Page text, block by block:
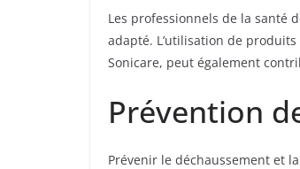
Les professionnels de la santé
adapté. L’utilisation de
Sonicare, peut également
Prévention
Prévenir le déchaussement et